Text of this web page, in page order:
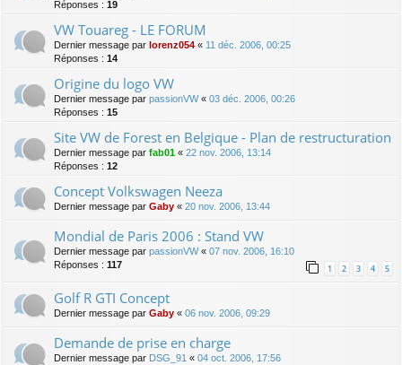
Réponses : 19
VW Touareg - LE FORUM
Dernier message par lorenz054 « 11 déc. 2006, 00:25
Réponses : 14
Origine du logo VW
Dernier message par passionVW« 03 déc. 2006, 00:26
Réponses : 15
Site VW de Forest en Belgique - Plan de restructuration
Dernier message par fab01 « 22 nov. 2006, 13:14
Réponses : 12
Concept Volkswagen Neeza
Dernier message par Gaby « 20 nov. 2006, 13:44
Mondial de Paris 2006 : Stand VW
Dernier message par passionVW« 07 nov. 2006, 16:10
Réponses : 117 1 2 3 4 5
Golf R GTI Concept
Dernier message par Gaby « 06 nov. 2006, 09:29
Demande de prise en charge
Dernier message par DSG_91 « 04 oct. 2006, 17:56